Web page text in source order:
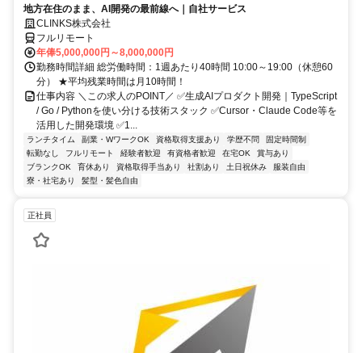
地方在住のまま、AI開発の最前線へ｜自社サービス
CLINKS株式会社
フルリモート
年俸5,000,000円～8,000,000円
勤務時間詳細 総労働時間：1週あたり40時間 10:00～19:00（休憩60
分） ★平均残業時間は月10時間！
仕事内容 ＼この求人のPOINT／ ✅生成AIプロダクト開発｜TypeScript
/ Go / Pythonを使い分ける技術スタック ✅Cursor・Claude Code等を
活用した開発環境 ✅1...
ランチタイム 副業・WワークOK 資格取得支援あり 学歴不問
固定時間制
転勤なし
フルリモート 経験者歓迎 有資格者歓迎 在宅OK
賞与あり
ブランクOK
育休あり 資格取得手当あり 社割あり 土日祝休み
服装自由
寮・社宅あり
髪型・髪色自由
正社員